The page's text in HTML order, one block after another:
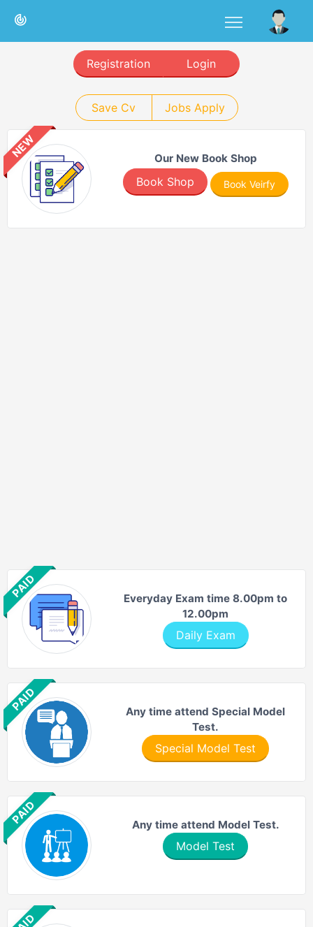
Registration Login
Save Cv Jobs Apply
NEW Our New Book Shop
Book Shop Book Veirfy
PAID
Everyday Exam time 8.00pm to
12.00pm
Daily Exam
PAID
Any time attend Special Model
Test.
Special Model Test
PAID Any time attend Model Test.
Model Test